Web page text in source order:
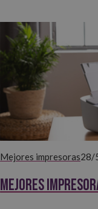
Mejores impresoras28/
Mejores